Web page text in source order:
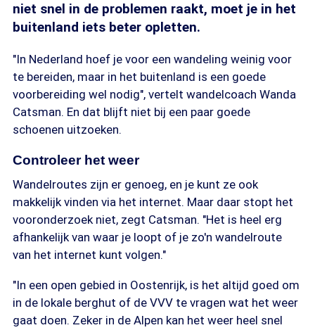
niet snel in de problemen raakt, moet je in het
buitenland iets beter opletten.
"In Nederland hoef je voor een wandeling weinig voor
te bereiden, maar in het buitenland is een goede
voorbereiding wel nodig", vertelt wandelcoach Wanda
Catsman. En dat blijft niet bij een paar goede
schoenen uitzoeken.
Controleer het weer
Wandelroutes zijn er genoeg, en je kunt ze ook
makkelijk vinden via het internet. Maar daar stopt het
vooronderzoek niet, zegt Catsman. "Het is heel erg
afhankelijk van waar je loopt of je zo'n wandelroute
van het internet kunt volgen."
"In een open gebied in Oostenrijk, is het altijd goed om
in de lokale berghut of de VVV te vragen wat het weer
gaat doen. Zeker in de Alpen kan het weer heel snel